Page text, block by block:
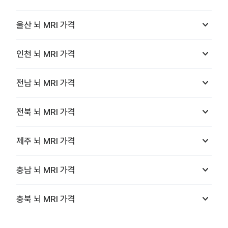
울산 뇌 MRI 가격 keyboard_arrow_down
인천 뇌 MRI 가격 keyboard_arrow_down
전남 뇌 MRI 가격 keyboard_arrow_down
전북 뇌 MRI 가격 keyboard_arrow_down
제주 뇌 MRI 가격 keyboard_arrow_down
충남 뇌 MRI 가격 keyboard_arrow_down
충북 뇌 MRI 가격 keyboard_arrow_down